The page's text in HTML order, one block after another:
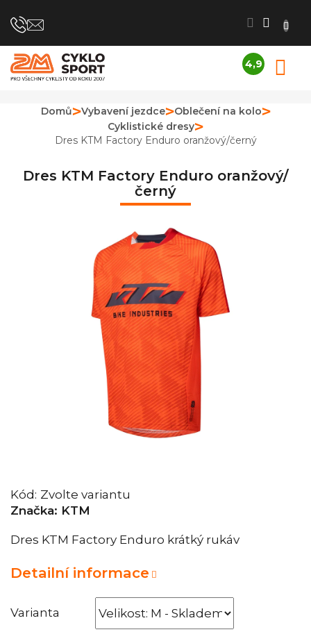
na
4,9
obchodu
je
z
Domů Vybavení jezdce
Oblečení na kolo
Cyklistické dresy
Dres KTM Factory Enduro oranžový/černý
Dres KTM Factory Enduro oranžový/
černý
Kód: Zvolte variantu
Značka: KTM
Varianta
Dres KTM Factory Enduro krátký rukáv
Detailní informace